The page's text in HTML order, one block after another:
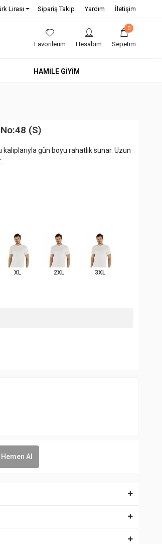
Lirası Sipariş Takip Yardım İletişim
Favorilerim Hesabım
0
Sepetim
HAMİLE GİYİM
(S)
gün boyu rahatlık sunar. Uzun
XL 2XL 3XL
Hemen Al